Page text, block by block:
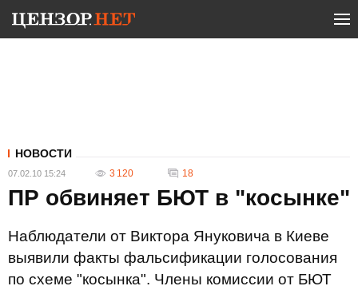
НОВОСТИ
07.02.10 15:24 3 120 18
ПР обвиняет БЮТ в "косынке"
Наблюдатели от Виктора Януковича в Киеве
выявили факты фальсификации голосования
по схеме "косынка". Члены комиссии от БЮТ